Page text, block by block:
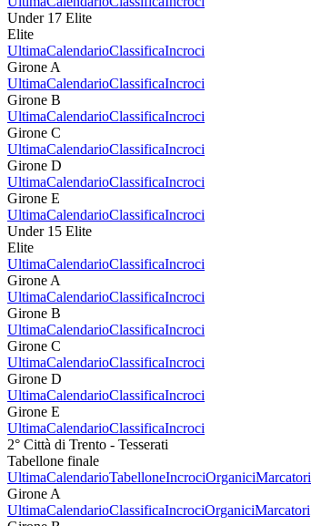
Under 17 Elite
Elite
UltimaCalendarioClassificaIncroci
Girone A
UltimaCalendarioClassificaIncroci
Girone B
UltimaCalendarioClassificaIncroci
Girone C
UltimaCalendarioClassificaIncroci
Girone D
UltimaCalendarioClassificaIncroci
Girone E
UltimaCalendarioClassificaIncroci
Under 15 Elite
Elite
UltimaCalendarioClassificaIncroci
Girone A
UltimaCalendarioClassificaIncroci
Girone B
UltimaCalendarioClassificaIncroci
Girone C
UltimaCalendarioClassificaIncroci
Girone D
UltimaCalendarioClassificaIncroci
Girone E
UltimaCalendarioClassificaIncroci
2° Città di Trento - Tesserati
Tabellone finale
UltimaCalendarioTabelloneIncrociOrganiciMarcatori
Girone A
UltimaCalendarioClassificaIncrociOrganiciMarcatori